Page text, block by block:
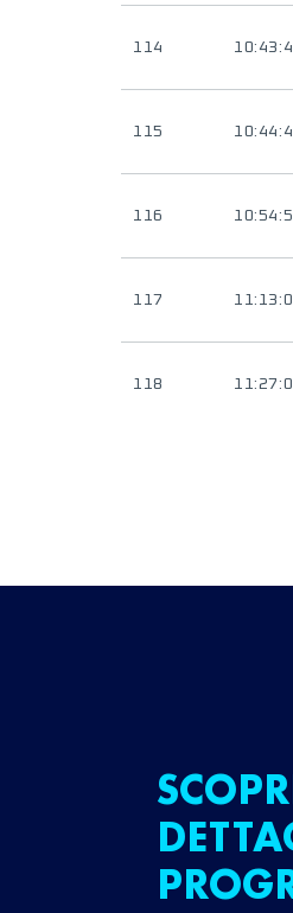
114
115
116
117
118